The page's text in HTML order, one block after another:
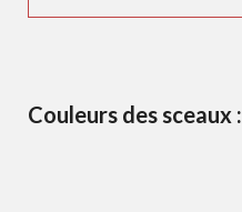
Couleurs des sceaux :